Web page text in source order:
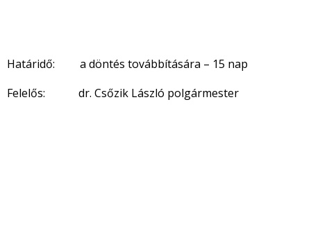
Határidő: a döntés továbbítására – 15 nap
Felelős: dr. Csőzik László polgármester